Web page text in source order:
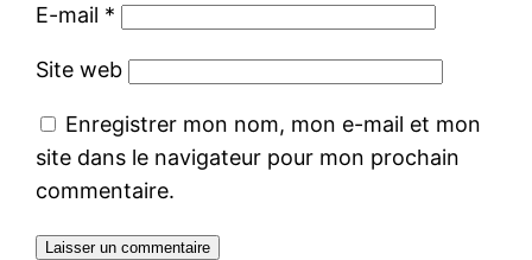
E-mail *
Site web
Enregistrer mon nom, mon e-mail et mon
site dans le navigateur pour mon prochain
commentaire.